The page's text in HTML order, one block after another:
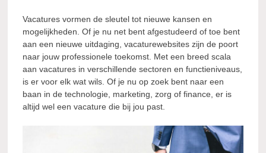
Vacatures vormen de sleutel tot nieuwe kansen en
mogelijkheden. Of je nu net bent afgestudeerd of toe bent
aan een nieuwe uitdaging, vacaturewebsites zijn de poort
naar jouw professionele toekomst. Met een breed scala
aan vacatures in verschillende sectoren en functieniveaus,
is er voor elk wat wils. Of je nu op zoek bent naar een
baan in de technologie, marketing, zorg of finance, er is
altijd wel een vacature die bij jou past.